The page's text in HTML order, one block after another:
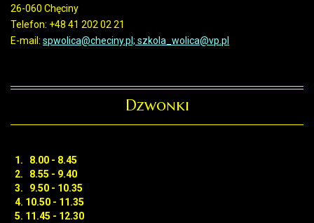
26-060 Chęciny
Telefon: +48 41 202 02 21
E-mail: spwolica@checiny.pl; szkola_wolica@vp.pl
Dzwonki
1. 8.00 - 8.45
2. 8.55 - 9.40
3. 9.50 - 10.35
4. 10.50 - 11.35
5. 11.45 - 12.30